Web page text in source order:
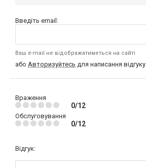
Введіть email:
Ваш e-mail не відображатиметься на сайті
або Авторизуйтесь для написання відгуку
Враження
0/12
Обслуговування
0/12
Відгук: